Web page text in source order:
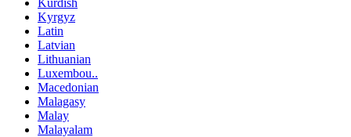
Kurdish
Kyrgyz
Latin
Latvian
Lithuanian
Luxembou..
Macedonian
Malagasy
Malay
Malayalam